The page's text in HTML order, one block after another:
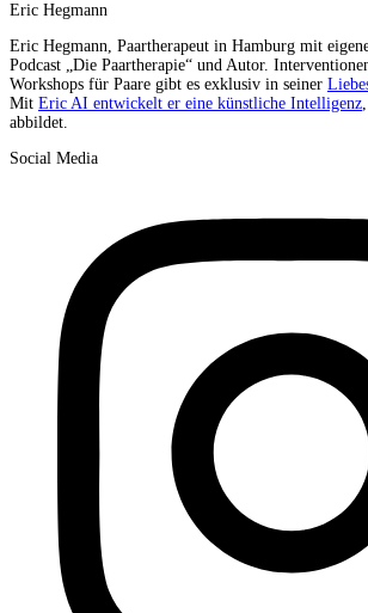
Eric Hegmann
Eric Hegmann, Paartherapeut in Hamburg mit
Podcast „Die Paartherapie“ und Autor.
Workshops für Paare gibt es exklusiv in seiner
Mit Eric AI entwickelt er eine künstliche Intelligenz
abbildet.
Social Media